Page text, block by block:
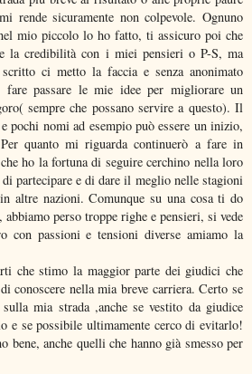
rende sicuramente non colpevole. Ognuno
mio piccolo lo ho fatto, ti assicuro poi che
la credibilità con i miei pensieri o P-S, ma
ci metto la faccia e senza anonimato
fare passare le mie idee per migliorare un
sempre che possano servire a questo). Il
pochi nomi ad esempio può essere un inizio,
quanto mi riguarda continuerò a fare in
ho la fortuna di seguire cerchino nella loro
partecipare e di dare il meglio nelle stagioni
altre nazioni. Comunque su una cosa ti do
abbiamo perso troppe righe e pensieri, si vede
con passioni e tensioni diverse amiamo la
che stimo la maggior parte dei giudici che
conoscere nella mia breve carriera. Certo se
mia strada ,anche se vestito da giudice
e se possibile ultimamente cerco di evitarlo!
bene, anche quelli che hanno già smesso per